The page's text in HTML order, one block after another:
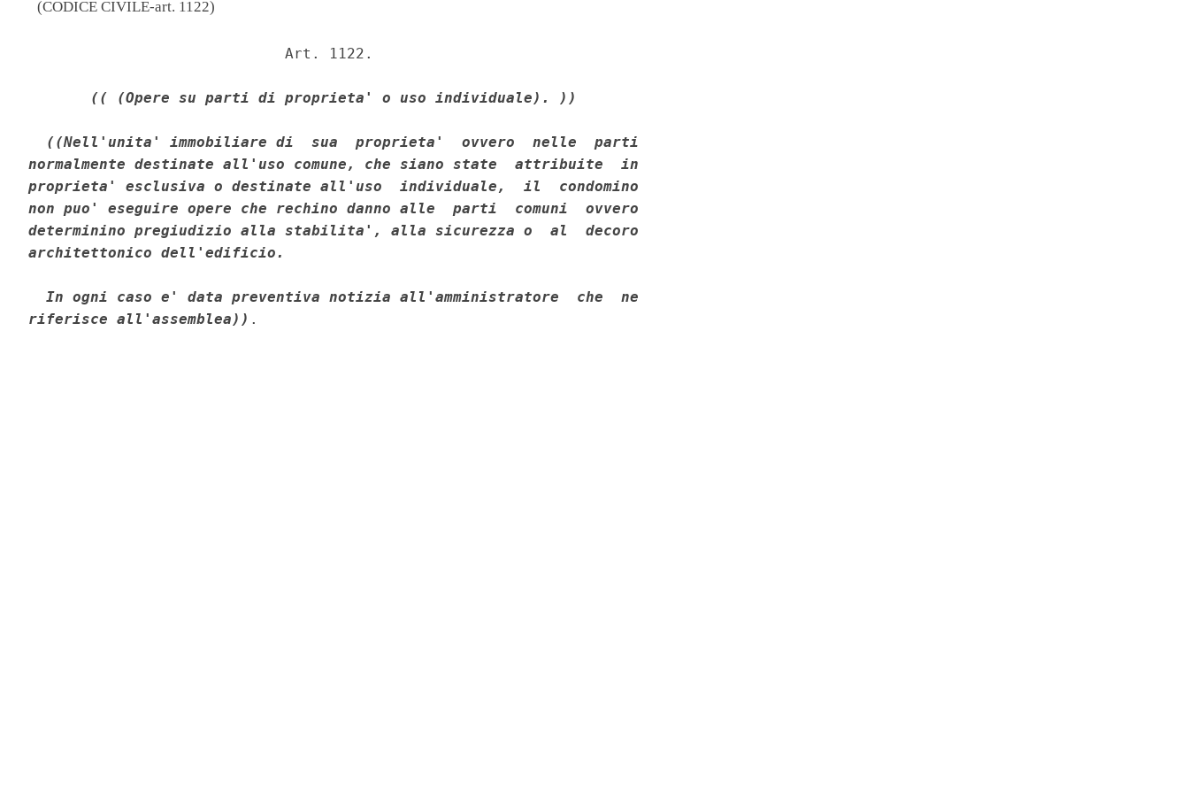
(CODICE CIVILE-art. 1122)
                             Art. 1122.
(( (Opere su parti di proprieta' o uso individuale). ))
((Nell'unita' immobiliare di  sua  proprieta'  ovvero  nelle  parti
normalmente destinate all'uso comune, che siano state  attribuite  in
proprieta' esclusiva o destinate all'uso  individuale,  il  condomino
non puo' eseguire opere che rechino danno alle  parti  comuni  ovvero
determinino pregiudizio alla stabilita', alla sicurezza o  al  decoro
architettonico dell'edificio.
  In ogni caso e' data preventiva notizia all'amministratore  che  ne
riferisce all'assemblea))